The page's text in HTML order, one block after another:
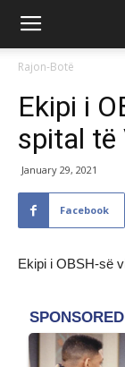
Rajon-Botë
Ekipi i
spital të
January 29, 2021
Facebook
Ekipi i OBSH-së